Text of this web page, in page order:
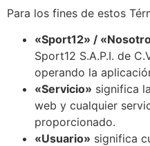
Para los fines de estos
«Sport12» /
Sport12 S.A.P.I. de
operando la
«Servicio» significa
web y cualquier
proporcionado.
«Usuario» significa